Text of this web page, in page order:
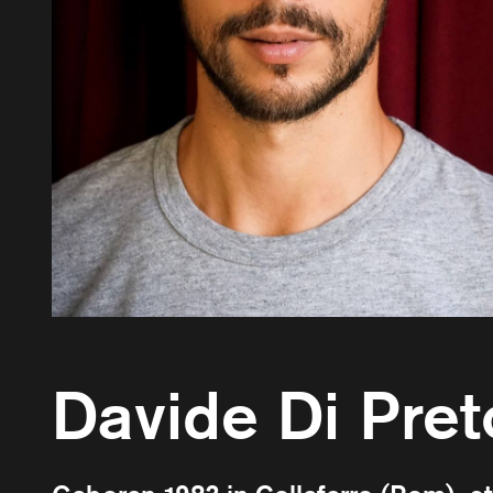
Davide Di